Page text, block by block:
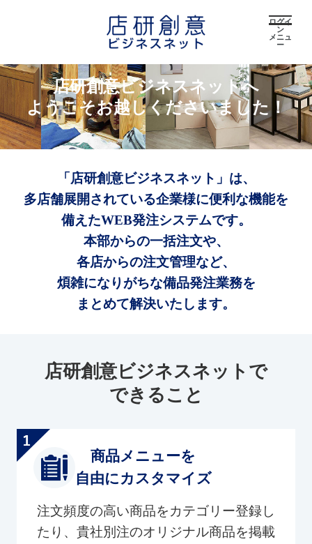
ログイ
ン
メニュ
ー
店研創意ビジネスネットへ
ようこそお越しくださいました！
「店研創意ビジネスネット」は、
多店舗展開されている企業様に便利な機能を
備えたWEB発注システムです。
本部からの一括注文や、
各店からの注文管理など、
煩雑になりがちな備品発注業務を
まとめて解決いたします。
店研創意ビジネスネットで
できること
商品メニューを
自由にカスタマイズ
注文頻度の高い商品をカテゴリー登録し
たり、貴社別注のオリジナル商品を掲載